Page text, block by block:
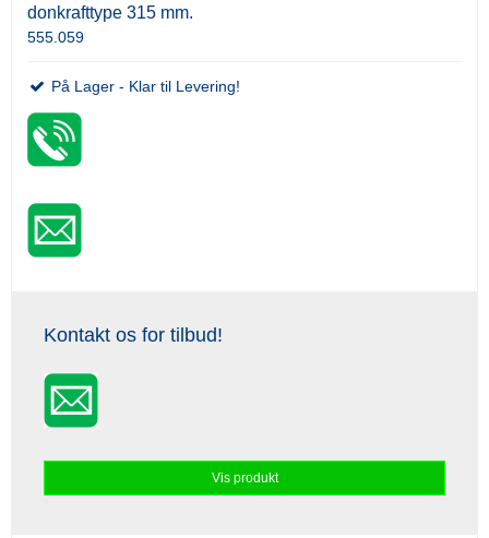
donkrafttype 315 mm.
555.059
På Lager - Klar til Levering!
Kontakt os for tilbud!
Vis produkt